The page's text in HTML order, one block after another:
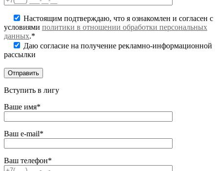
Настоящим подтверждаю, что я ознакомлен и согласен с
условиями политики в отношении обработки персональных
данных.*
Даю согласие на получение рекламно-информационной
рассылки
Вступить в лигу
Ваше имя*
Ваш e-mail*
Ваш телефон*